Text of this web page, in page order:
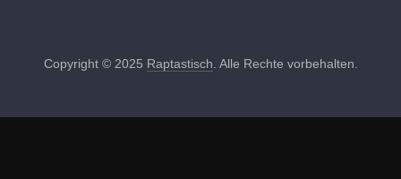
Copyright © 2025 Raptastisch. Alle Rechte vorbehalten.